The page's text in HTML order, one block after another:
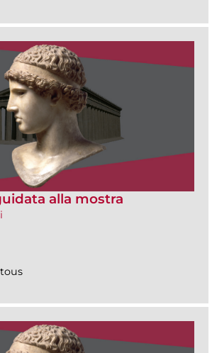
alla mostra